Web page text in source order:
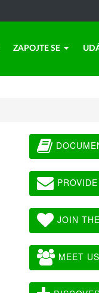
ZAPOJTE SE
JOIN
MEET